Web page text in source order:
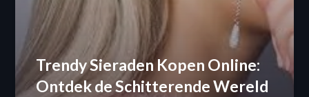
Trendy Sieraden Kopen Online:
Ontdek de Schitterende Wereld